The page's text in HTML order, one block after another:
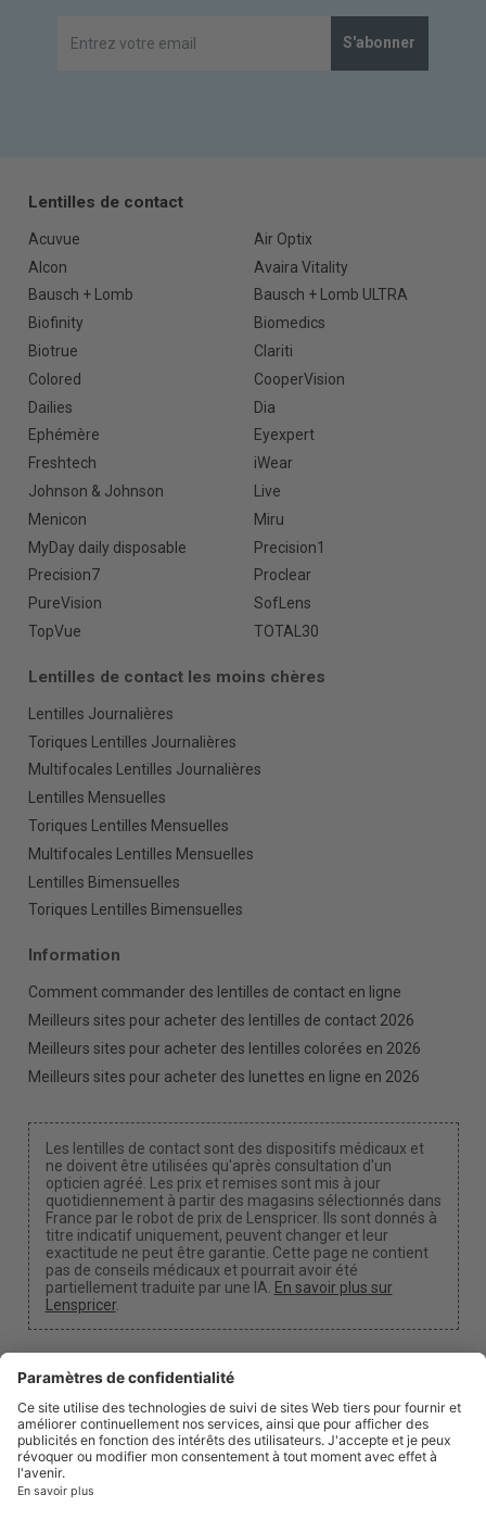
S'abonner
Lentilles de contact
Acuvue
Air Optix
Alcon
Avaira Vitality
Bausch + Lomb
Bausch + Lomb ULTRA
Biofinity
Biomedics
Biotrue
Clariti
Colored
CooperVision
Dailies
Dia
Ephémère
Eyexpert
Freshtech
iWear
Johnson & Johnson
Live
Menicon
Miru
MyDay daily disposable
Precision1
Precision7
Proclear
PureVision
SofLens
TopVue
TOTAL30
Lentilles de contact les moins chères
Lentilles Journalières
Toriques Lentilles Journalières
Multifocales Lentilles Journalières
Lentilles Mensuelles
Toriques Lentilles Mensuelles
Multifocales Lentilles Mensuelles
Lentilles Bimensuelles
Toriques Lentilles Bimensuelles
Information
Comment commander des lentilles de contact en ligne
Meilleurs sites pour acheter des lentilles de contact 2026
Meilleurs sites pour acheter des lentilles colorées en 2026
Meilleurs sites pour acheter des lunettes en ligne en 2026
Les lentilles de contact sont des dispositifs médicaux et
ne doivent être utilisées qu'après consultation d'un
opticien agréé. Les prix et remises sont mis à jour
quotidiennement à partir des magasins sélectionnés dans
France par le robot de prix de Lenspricer. Ils sont donnés à
titre indicatif uniquement, peuvent changer et leur
exactitude ne peut être garantie. Cette page ne contient
pas de conseils médicaux et pourrait avoir été
partiellement traduite par une IA. En savoir plus sur
Lenspricer.
Paramètres des cookies
utilisez l'un de nos liens pour effectuer un achat.